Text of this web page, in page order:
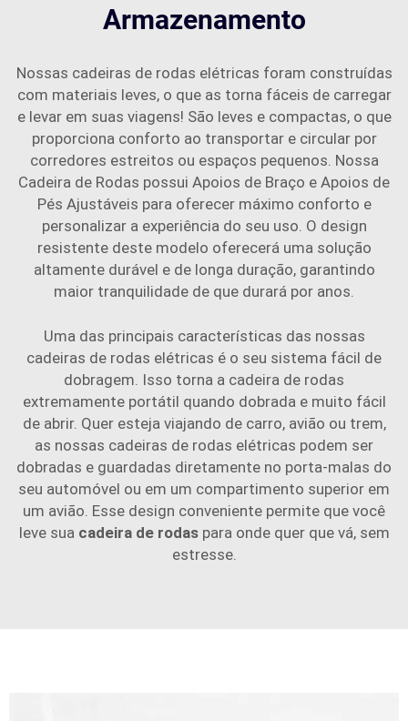
Armazenamento
Nossas cadeiras de rodas elétricas foram construídas
com materiais leves, o que as torna fáceis de carregar
e levar em suas viagens! São leves e compactas, o que
proporciona conforto ao transportar e circular por
corredores estreitos ou espaços pequenos. Nossa
Cadeira de Rodas possui Apoios de Braço e Apoios de
Pés Ajustáveis para oferecer máximo conforto e
personalizar a experiência do seu uso. O design
resistente deste modelo oferecerá uma solução
altamente durável e de longa duração, garantindo
maior tranquilidade de que durará por anos.
Uma das principais características das nossas
cadeiras de rodas elétricas é o seu sistema fácil de
dobragem. Isso torna a cadeira de rodas
extremamente portátil quando dobrada e muito fácil
de abrir. Quer esteja viajando de carro, avião ou trem,
as nossas cadeiras de rodas elétricas podem ser
dobradas e guardadas diretamente no porta-malas do
seu automóvel ou em um compartimento superior em
um avião. Esse design conveniente permite que você
leve sua cadeira de rodas para onde quer que vá, sem
estresse.